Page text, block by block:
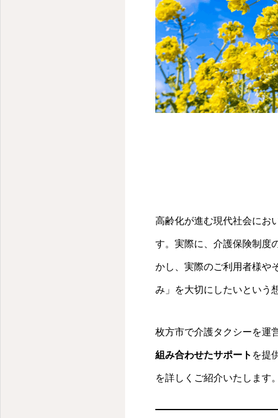
高齢化が進む現代社会にお
す。実際に、介護保険制度
かし、実際のご利用者様や
み」を大切にしたいという
枚方市で介護タクシーを運
組み合わせたサポート を提
を詳しくご紹介いたします。